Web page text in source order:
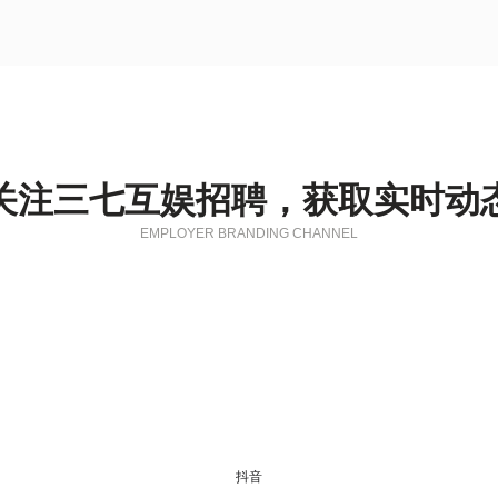
注三七互娱招聘，获取实时动
EMPLOYER BRANDING CHANNEL
抖音